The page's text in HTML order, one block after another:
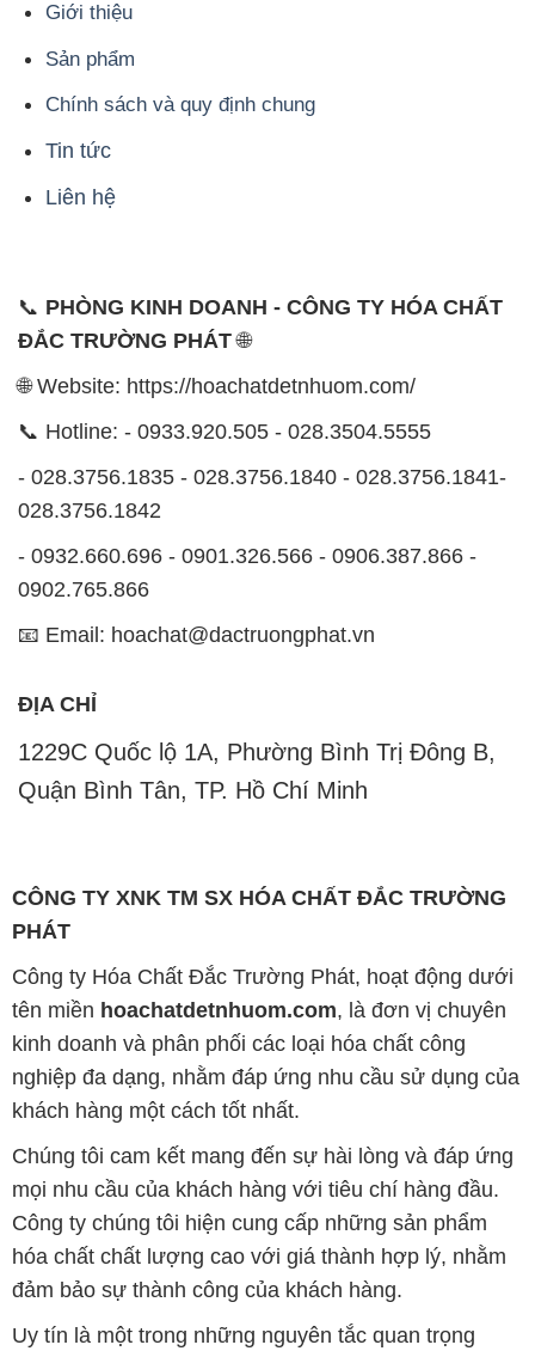
Giới thiệu
Sản phẩm
Chính sách và quy định chung
Tin tức
Liên hệ
📞 PHÒNG KINH DOANH - CÔNG TY HÓA CHẤT
ĐẮC TRƯỜNG PHÁT🌐
🌐 Website: https://hoachatdetnhuom.com/
📞 Hotline: - 0933.920.505 - 028.3504.5555
- 028.3756.1835 - 028.3756.1840 - 028.3756.1841-
028.3756.1842
- 0932.660.696 - 0901.326.566 - 0906.387.866 -
0902.765.866
📧 Email: hoachat@dactruongphat.vn
ĐỊA CHỈ
1229C Quốc lộ 1A, Phường Bình Trị Đông B,
Quận Bình Tân, TP. Hồ Chí Minh
CÔNG TY XNK TM SX HÓA CHẤT ĐẮC TRƯỜNG
PHÁT
Công ty Hóa Chất Đắc Trường Phát, hoạt động dưới
tên miền hoachatdetnhuom.com, là đơn vị chuyên
kinh doanh và phân phối các loại hóa chất công
nghiệp đa dạng, nhằm đáp ứng nhu cầu sử dụng của
khách hàng một cách tốt nhất.
Chúng tôi cam kết mang đến sự hài lòng và đáp ứng
mọi nhu cầu của khách hàng với tiêu chí hàng đầu.
Công ty chúng tôi hiện cung cấp những sản phẩm
hóa chất chất lượng cao với giá thành hợp lý, nhằm
đảm bảo sự thành công của khách hàng.
Uy tín là một trong những nguyên tắc quan trọng